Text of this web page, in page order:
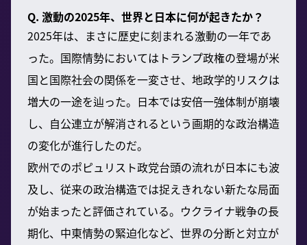
Q. 激動の2025年、世界と日本に何が起きたか？
2025年は、まさに歴史に刻まれる激動の一年であ
った。国際情勢においてはトランプ政権の登場が米
国と国際社会の関係を一変させ、地政学的リスクは
増大の一途を辿った。日本では安倍一強体制が崩壊
し、自公連立が解消されるという画期的な政治構造
の変化が進行したのだ。
欧州でのポピュリスト政党台頭の流れが日本にも波
及し、従来の政治構造では捉えきれない新たな局面
が始まったと評価されている。ウクライナ戦争の長
期化、中東情勢の緊迫化など、世界の分断と対立が